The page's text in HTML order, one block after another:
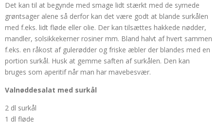
Det kan til at begynde med smage lidt stærkt med de syrnede
grøntsager alene så derfor kan det være godt at blande surkålen
med f.eks. lidt fløde eller olie. Der kan tilsættes hakkede nødder,
mandler, solsikkekerner rosiner mm. Bland halvt af hvert sammen
f.eks. en råkost af gulerødder og friske æbler der blandes med en
portion surkål. Husk at gemme saften af surkålen. Den kan
bruges som aperitif når man har mavebesvær.
Valnøddesalat med surkål
2 dl surkål
1 dl fløde